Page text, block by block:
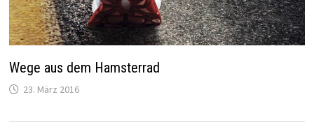
Wege aus dem Hamsterrad
23. März 2016